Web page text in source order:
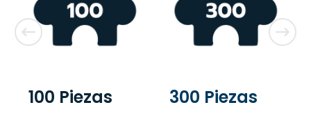
100 Piezas 300 Piezas